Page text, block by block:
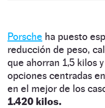
Porsche ha puesto
reducción de peso,
que ahorran 1,5 kilos
opciones centradas
en el mejor de los
1.420 kilos.